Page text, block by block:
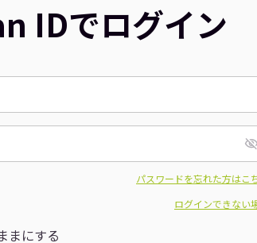
IDでログイン
パスワードを忘れた方はこ
ログインできない
まにする